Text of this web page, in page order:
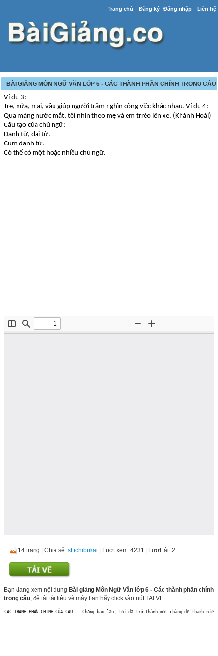
Trang chủ Đăng ký Đăng nhập Liên hệ
BÀI GIẢNG MÔN NGỮ VĂN LỚP 6 - CÁC THÀNH PHẦN CHÍNH TRONG CÂU
Ví dụ 3:
Tre, nứa, mai, vầu giúp người trăm nghìn công việc khác nhau. Ví dụ 4:
Qua màng nước mắt, tôi nhìn theo mẹ và em trrèo lên xe. (Khánh Hoài)
Cấu tạo của chủ ngữ:
Danh từ, đại từ.
Cụm danh từ.
Có thể có một hoặc nhiều chủ ngữ.
14 trang |Chia sẻ:shichibukai | Lượt xem: 4231 | Lượt tải: 2
Bạn đang xem nội dungBài giảng Môn Ngữ Văn lớp 6 - Các thành phần chính
trong câu , để tải tài liệu về máy bạn hãy click vào nút TẢI VỀ